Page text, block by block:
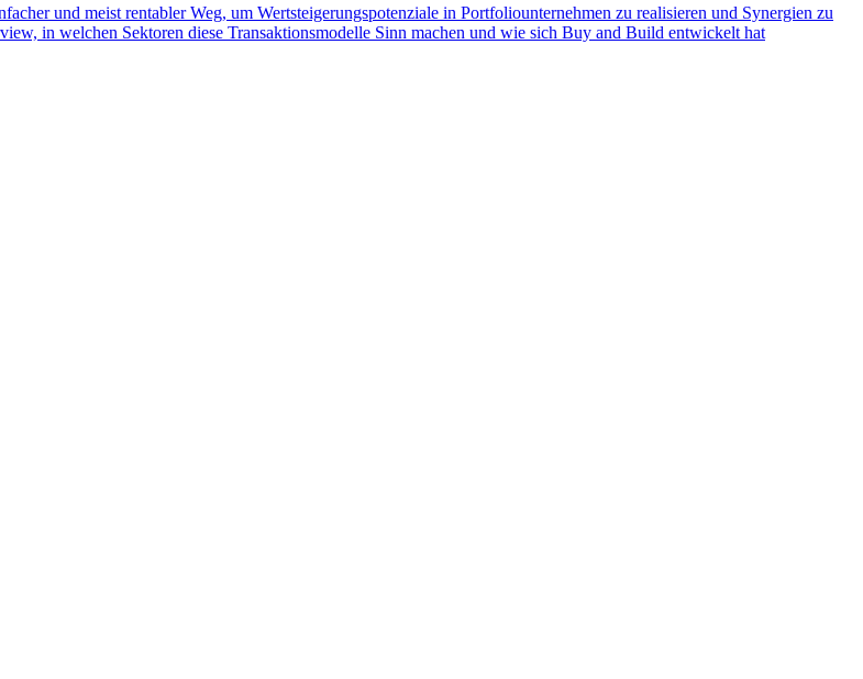
und meist rentabler Weg, um Wertsteigerungspotenziale in Portfoliounternehmen zu realisieren und Synergien zu
in welchen Sektoren diese Transaktionsmodelle Sinn machen und wie sich Buy and Build entwickelt hat